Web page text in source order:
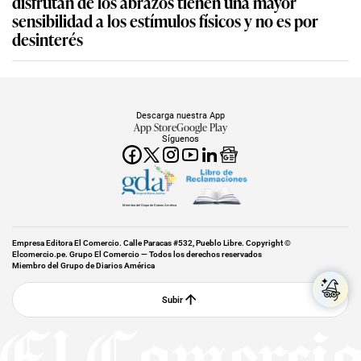
sensibilidad a los estímulos físicos y no es por
desinterés
Síguenos
Descarga nuestra App
App StoreGoogle Play
Miembro del Grupo de Diarios América
Empresa Editora El Comercio. Calle Paracas #532, Pueblo Libre. Copyright ©
Elcomercio.pe. Grupo El Comercio — Todos los derechos reservados
Miembro del Grupo de Diarios América
Subir